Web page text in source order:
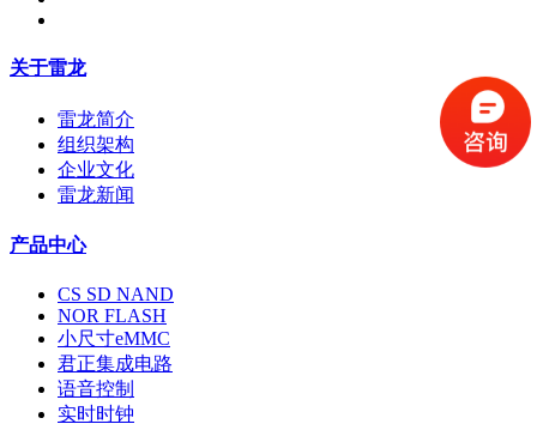
关于雷龙
雷龙简介
组织架构
企业文化
雷龙新闻
产品中心
CS SD NAND
NOR FLASH
小尺寸eMMC
君正集成电路
语音控制
实时时钟